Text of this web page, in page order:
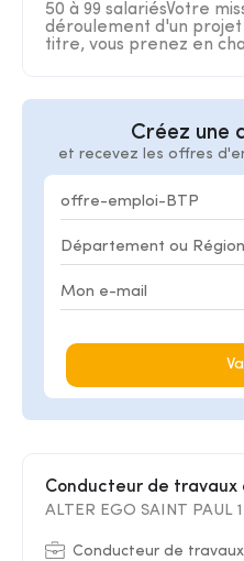
50 à 99 salariésVotre
déroulement d'un projet
titre, vous prenez en
Créez une
et recevez les offres
Conducteur de travaux
ALTER EGO SAINT PAUL
Conducteur de travaux